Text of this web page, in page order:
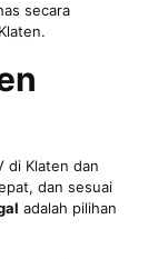
secara
di Klaten dan
dan sesuai
adalah pilihan